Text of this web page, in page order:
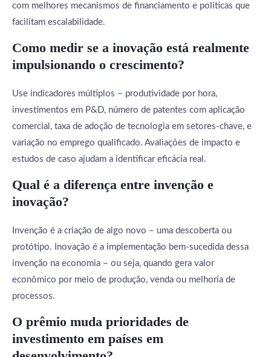
com melhores mecanismos de financiamento e políticas que
facilitam escalabilidade.
Como medir se a inovação está realmente
impulsionando o crescimento?
Use indicadores múltiplos – produtividade por hora,
investimentos em P&D, número de patentes com aplicação
comercial, taxa de adoção de tecnologia em setores-chave, e
variação no emprego qualificado. Avaliações de impacto e
estudos de caso ajudam a identificar eficácia real.
Qual é a diferença entre invenção e
inovação?
Invenção é a criação de algo novo – uma descoberta ou
protótipo. Inovação é a implementação bem-sucedida dessa
invenção na economia – ou seja, quando gera valor
econômico por meio de produção, venda ou melhoria de
processos.
O prêmio muda prioridades de
investimento em países em